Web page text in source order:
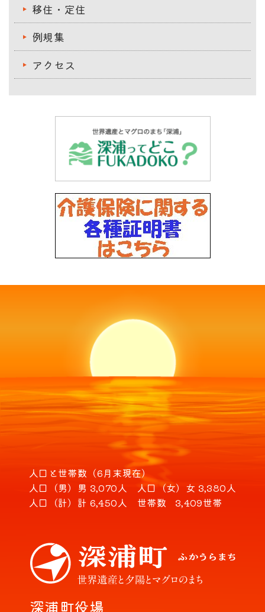
移住・定住
例規集
アクセス
深浦町役場
人口と世帯数（6月末現在）
人口（男） 男 3,070人 人口（女） 女 3,380人
人口（計） 計 6,450人 世帯数 3,409世帯